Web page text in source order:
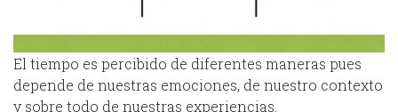
El tiempo es percibido de diferentes maneras pues
depende de nuestras emociones, de nuestro contexto
y sobre todo de nuestras experiencias.